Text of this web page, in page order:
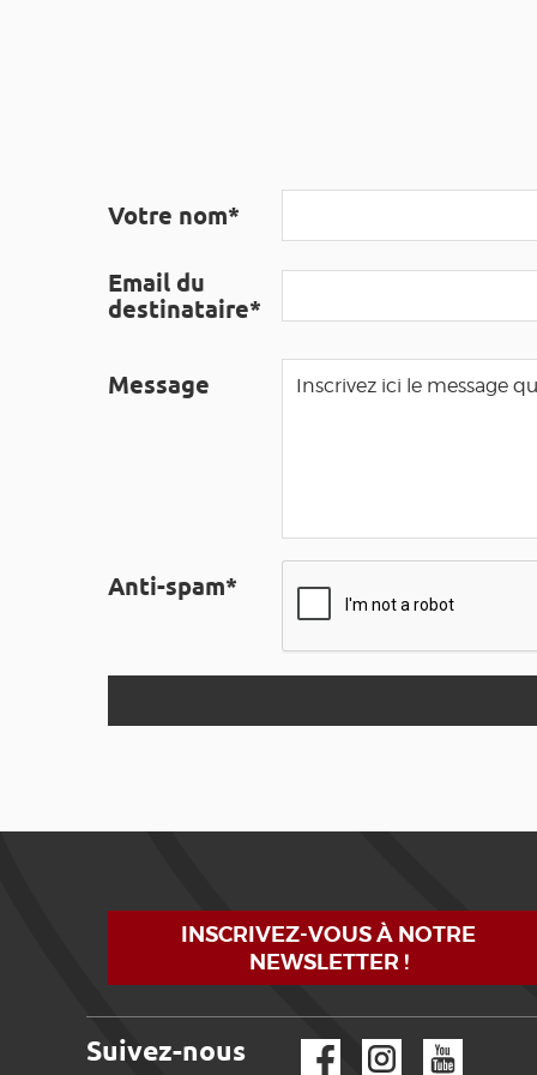
Votre nom*
Email du
destinataire*
Message
Anti-spam*
INSCRIVEZ-VOUS À NOTRE
NEWSLETTER !
Suivez-nous